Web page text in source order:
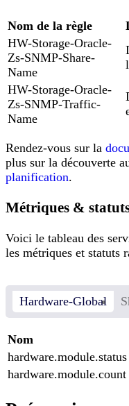
Nom de la règle
HW-Storage-Oracle-
Zs-SNMP-Share-
Name
HW-Storage-Oracle-
Zs-SNMP-Traffic-
Name
Rendez-vous sur la
plus sur la découverte
planification.
Métriques &
Voici le tableau des
les métriques et statuts
Hardware-Global
Nom
hardware.module.status
hardware.module.count